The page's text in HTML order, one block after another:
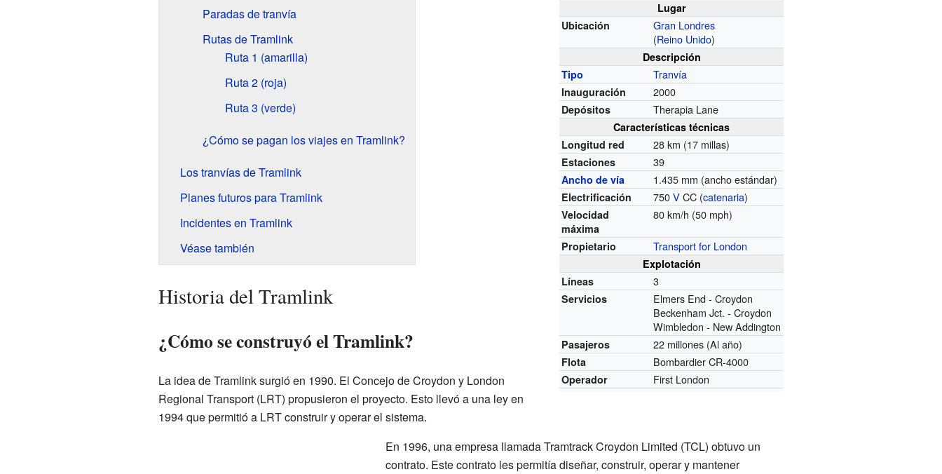
Lugar
Ubicación
Gran Londres
(Reino Unido)
Descripción
Tipo
Tranvía
Inauguración 2000
Depósitos Therapia Lane
Características técnicas
Longitud red
28 km (17 millas)
Estaciones 39
Ancho de vía 1.435 mm (ancho estándar)
Electrificación 750VCC (catenaria)
Velocidad
máxima
80 km/h (50 mph)
Propietario Transport for London
Explotación
Líneas
3
Servicios
Elmers End - Croydon
Beckenham Jct. - Croydon
Wimbledon - New Addington
Pasajeros 22 millones (Al año)
Flota Bombardier CR-4000
Operador First London
Paradas de tranvía
Rutas de Tramlink
Ruta 1 (amarilla)
Ruta 2 (roja)
Ruta 3 (verde)
¿Cómo se pagan los viajes en Tramlink?
Los tranvías de Tramlink
Planes futuros para Tramlink
Incidentes en Tramlink
Véase también
Historia del Tramlink
¿Cómo se construyó el Tramlink?
La idea de Tramlink surgió en 1990. El Concejo de Croydon y London
Regional Transport (LRT) propusieron el proyecto. Esto llevó a una ley en
1994 que permitió a LRT construir y operar el sistema.
En 1996, una empresa llamada Tramtrack Croydon Limited (TCL) obtuvo un
contrato. Este contrato les permitía diseñar, construir, operar y mantener